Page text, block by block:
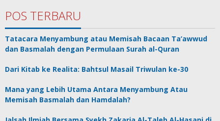
POS TERBARU
Tatacara Menyambung atau Memisah Bacaan Ta’awwud
dan Basmalah dengan Permulaan Surah al-Quran
Dari Kitab ke Realita: Bahtsul Masail Triwulan ke-30
Mana yang Lebih Utama Antara Menyambung Atau
Memisah Basmalah dan Hamdalah?